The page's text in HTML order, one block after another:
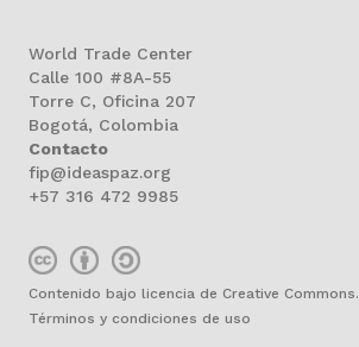
World Trade Center
Calle 100 #8A-55
Torre C, Oficina 207
Bogotá, Colombia
Contacto
fip@ideaspaz.org
+57 316 472 9985
Contenido bajo licencia de Creative Commons.
Términos y condiciones de uso